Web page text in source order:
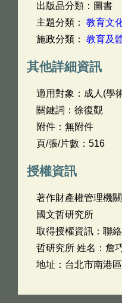
出版品分類：圖書
主題分類： 教育文
施政分類： 教育及
其他詳細資訊
適用對象：成人(學
關鍵詞：徐復觀
附件：無附件
頁/張/片數：516
授權資訊
著作財產權管理機
國文哲研究所
取得授權資訊：聯
哲研究所 姓名：詹
地址：台北市南港